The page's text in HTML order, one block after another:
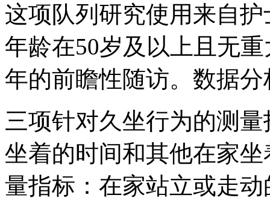
这项队列研究使用来自
年龄在50岁及以上且无
年的前瞻性随访。数据
三项针对久坐行为的测
坐着的时间和其他在家
量指标：在家站立或走